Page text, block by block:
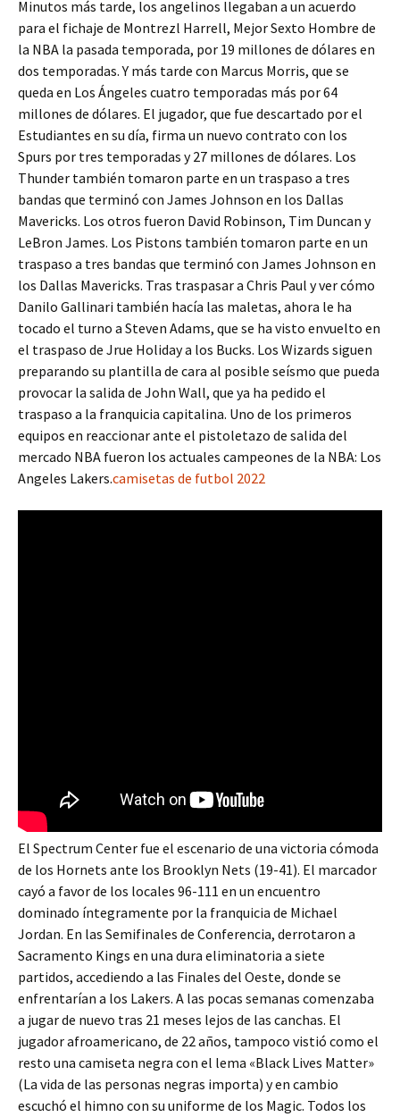
Minutos más tarde, los angelinos llegaban a un acuerdo
para el fichaje de Montrezl Harrell, Mejor Sexto Hombre de
la NBA la pasada temporada, por 19 millones de dólares en
dos temporadas. Y más tarde con Marcus Morris, que se
queda en Los Ángeles cuatro temporadas más por 64
millones de dólares. El jugador, que fue descartado por el
Estudiantes en su día, firma un nuevo contrato con los
Spurs por tres temporadas y 27 millones de dólares. Los
Thunder también tomaron parte en un traspaso a tres
bandas que terminó con James Johnson en los Dallas
Mavericks. Los otros fueron David Robinson, Tim Duncan y
LeBron James. Los Pistons también tomaron parte en un
traspaso a tres bandas que terminó con James Johnson en
los Dallas Mavericks. Tras traspasar a Chris Paul y ver cómo
Danilo Gallinari también hacía las maletas, ahora le ha
tocado el turno a Steven Adams, que se ha visto envuelto en
el traspaso de Jrue Holiday a los Bucks. Los Wizards siguen
preparando su plantilla de cara al posible seísmo que pueda
provocar la salida de John Wall, que ya ha pedido el
traspaso a la franquicia capitalina. Uno de los primeros
equipos en reaccionar ante el pistoletazo de salida del
mercado NBA fueron los actuales campeones de la NBA: Los
Angeles Lakers.camisetas de futbol 2022
El Spectrum Center fue el escenario de una victoria cómoda
de los Hornets ante los Brooklyn Nets (19-41). El marcador
cayó a favor de los locales 96-111 en un encuentro
dominado íntegramente por la franquicia de Michael
Jordan. En las Semifinales de Conferencia, derrotaron a
Sacramento Kings en una dura eliminatoria a siete
partidos, accediendo a las Finales del Oeste, donde se
enfrentarían a los Lakers. A las pocas semanas comenzaba
a jugar de nuevo tras 21 meses lejos de las canchas. El
jugador afroamericano, de 22 años, tampoco vistió como el
resto una camiseta negra con el lema «Black Lives Matter»
(La vida de las personas negras importa) y en cambio
escuchó el himno con su uniforme de los Magic. Todos los